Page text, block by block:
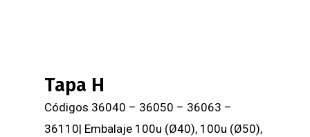
Tapa H
Códigos 36040 – 36050 – 36063 –
36110| Embalaje 100u (Ø40), 100u (Ø50),